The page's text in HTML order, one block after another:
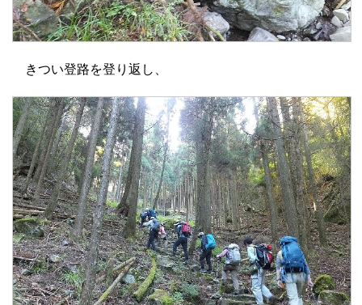
きつい登路を登り返し、